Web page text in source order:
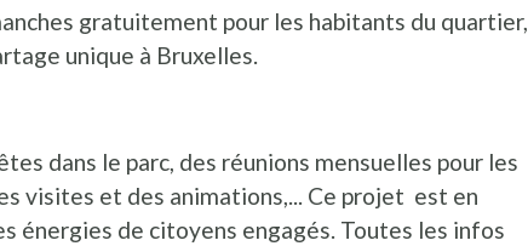
gratuitement pour les habitants du quartier,
unique à Bruxelles.
dans le parc, des réunions mensuelles pour les
visites et des animations,... Ce projet est en
énergies de citoyens engagés. Toutes les infos